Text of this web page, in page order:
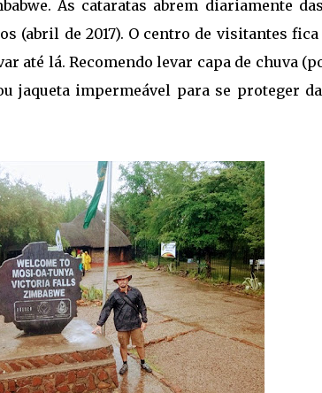
As cataratas abrem diariamente
(abril de 2017). O centro de visitantes
até lá. Recomendo levar capa de chuva
jaqueta impermeável para se proteger